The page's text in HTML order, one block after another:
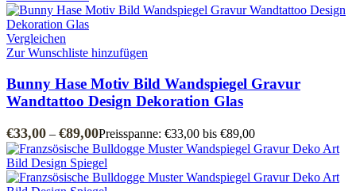
Vergleichen
Zur Wunschliste hinzufügen
Bunny Hase Motiv Bild Wandspiegel Gravur
Wandtattoo Design Dekoration Glas
€33,00 – €89,00Preisspanne: €33,00 bis €89,00